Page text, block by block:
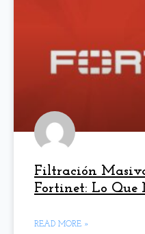
Filtración
Fortinet: Lo Que
READ MORE »